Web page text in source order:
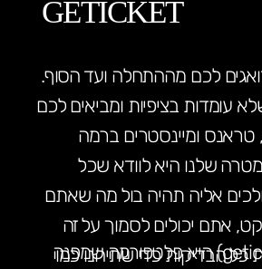
גטיקט (geticket.co.il) היא פלטפורמה שמפנה
GETICKET
לכם מההתחלה ועד הסוף.
עומדות בציפיות ומביאים לכם
טראנס ומיינסטרים ברמה
שלנו היא לוודא שכל
אליה תהיה בול מה שאתם
אתם יכולים לסמוך על זה
כל הבדיקות כדי שתיהנו כמו